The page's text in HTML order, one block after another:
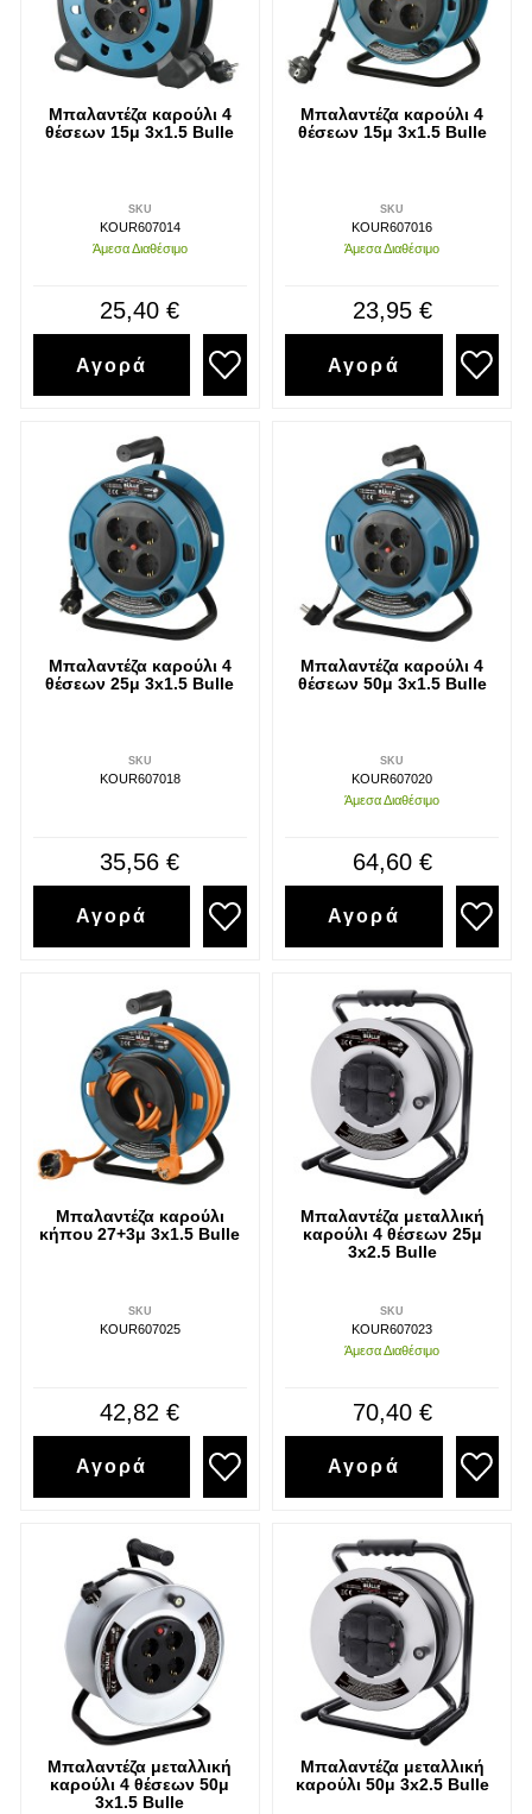
Μπαλαντέζα καρούλι 4
θέσεων 15μ 3x1.5 Bulle
SKU
KOUR607014
Άμεσα Διαθέσιμο
25,40 €
Αγορά
Μπαλαντέζα καρούλι 4
θέσεων 15μ 3x1.5 Bulle
SKU
KOUR607016
Άμεσα Διαθέσιμο
23,95 €
Αγορά
Μπαλαντέζα καρούλι 4
θέσεων 25μ 3x1.5 Bulle
SKU
KOUR607018
35,56 €
Αγορά
Μπαλαντέζα καρούλι 4
θέσεων 50μ 3x1.5 Bulle
SKU
KOUR607020
Άμεσα Διαθέσιμο
64,60 €
Αγορά
Μπαλαντέζα καρούλι
κήπου 27+3μ 3x1.5 Bulle
SKU
KOUR607025
42,82 €
Αγορά
Μπαλαντέζα μεταλλική
καρούλι 4 θέσεων 25μ
3x2.5 Bulle
SKU
KOUR607023
Άμεσα Διαθέσιμο
70,40 €
Αγορά
Μπαλαντέζα μεταλλική
καρούλι 4 θέσεων 50μ
3x1.5 Bulle
Μπαλαντέζα μεταλλική
καρούλι 50μ 3x2.5 Bulle